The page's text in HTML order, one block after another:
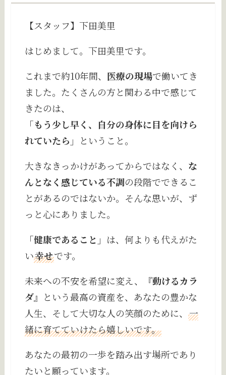
【スタッフ】下田美里
はじめまして。下田美里です。
これまで約10年間、 医療の現場で働いてき
ました。たくさんの方と関わる中で感じて
きたのは、
「もう少し早く、自分の身体に目を向けら
れていたら」
ということ。
大きなきっかけがあってからではなく、 な
んとなく感じている不調の段階でできるこ
とがあるのではないか。そんな思いが、ず
っと心にありました。
「健康であること」 は、何よりも代えがた
い幸せです。
未来への不安を希望に変え、
『動けるカラ
ダ』 という最高の資産を、あなたの豊かな
人生、そして大切な人の笑顔のために、一
緒に育てていけたら嬉しいです。
あなたの最初の一歩を踏み出す場所であり
たいと願っています。